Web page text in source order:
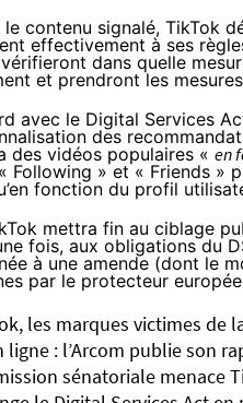
le contenu signalé, TikTok
effectivement à ses
dans quelle
et prendront les
avec le Digital Services
des
des vidéos populaires « en
Following » et « Friends »
fonction du profil
mettra fin au ciblage
fois, aux obligations du
à une amende (dont le
par le protecteur
les marques victimes de
ligne : l’Arcom publie son
sénatoriale menace